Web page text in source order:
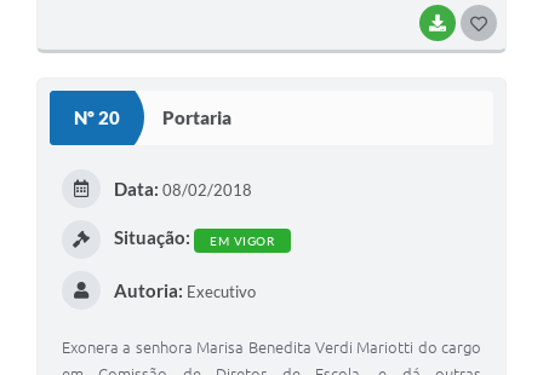
BAIXAR
Nº 20 Portaria
Data: 08/02/2018
Situação: EM VIGOR
Autoria: Executivo
Exonera a senhora Marisa Benedita Verdi Mariotti do cargo